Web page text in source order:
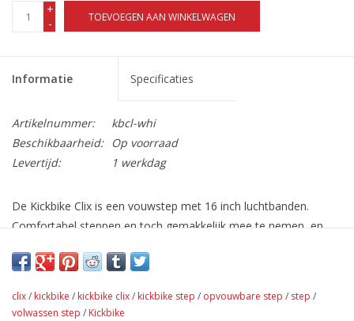
+
-
TOEVOEGEN AAN WINKELWAGEN
Informatie Specificaties
Artikelnummer:
kbcl-whi
Beschikbaarheid:
Op voorraad
Levertijd:
1 werkdag
De Kickbike Clix is een vouwstep met 16 inch luchtbanden.
Comfortabel steppen en toch gemakkelijk mee te nemen, en
Extra specificaties:
Opgevouwen 96 x 27 x 59 cm
Footboard hoogte (hoogste/laagste stand): 100/75 mm
clix/ kickbike / kickbike clix/ kickbike step / opvouwbare step / step /
volwassen step / Kickbike